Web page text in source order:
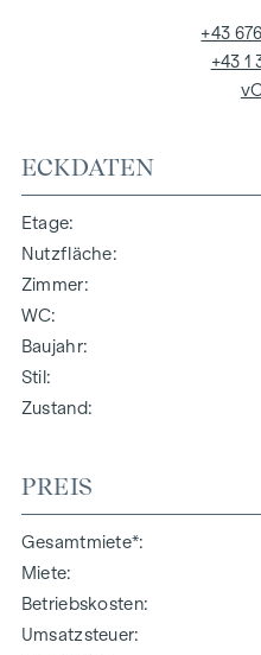
ECKDATEN
Etage
Nutzfläche
Zimmer
WC
Baujahr
Stil
Zustand
PREIS
Gesamtmiete*
Miete
Betriebskosten
Umsatzsteuer
+43
+43 1